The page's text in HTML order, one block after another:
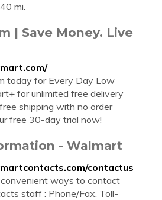
mi.
| Save Money. Live
today for Every Day Low
for unlimited free delivery
shipping with no order
free 30-day trial now!
- Walmart
contactus
ways to contact
staff : Phone/Fax. Toll-